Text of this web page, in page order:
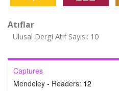
Atıflar
Ulusal Dergi Atıf Sayısı: 10
Captures
Mendeley - Readers: 12